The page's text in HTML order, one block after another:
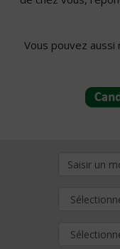
Vous pouvez